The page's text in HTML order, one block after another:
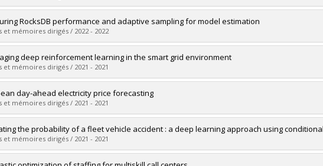
:Jutras-Dubé, Pascal
Maîtrise
obtenu :M. Sc.
le document dans Papyrus
RocksDB performance and adaptive sampling for model estimation
et mémoires dirigés / 2022 - 2022
:Laprés-Chartrand, Jean
Maîtrise
obtenu :M. Sc.
le document dans Papyrus
deep reinforcement learning in the smart grid environment
et mémoires dirigés / 2021 - 2021
:Desage, Ysaël
Maîtrise
obtenu :M. Sc.
le document dans Papyrus
day-ahead electricity price forecasting
et mémoires dirigés / 2021 - 2021
:Beaulne, Alexandre
Maîtrise
obtenu :M. Sc.
le document dans Papyrus
the probability of a fleet vehicle accident : a deep learning approach using
et mémoires dirigés / 2021 - 2021
:Malette-Campeau, Marie-Ève